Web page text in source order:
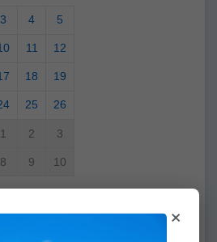
3 4 5
11 12
18 19
25 26
1 2 3
8 9 10
gewählt
×